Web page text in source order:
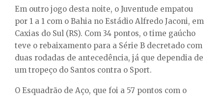
Em outro jogo desta noite, o Juventude empatou
por 1 a 1 com o Bahia no Estádio Alfredo Jaconi, em
Caxias do Sul (RS). Com 34 pontos, o time gaúcho
teve o rebaixamento para a Série B decretado com
duas rodadas de antecedência, já que dependia de
um tropeço do Santos contra o Sport.
O Esquadrão de Aço, que foi a 57 pontos com o